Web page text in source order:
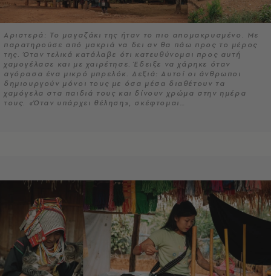
Αριστερά: Το μαγαζάκι της ήταν το πιο απομακρυσμένο. Με
παρατηρούσε από μακριά να δει αν θα πάω προς το μέρος
της. Όταν τελικά κατάλαβε ότι κατευθύνομαι προς αυτή
χαμογέλασε και με χαιρέτησε. Έδειξε να χάρηκε όταν
αγόρασα ένα μικρό μπρελόκ. Δεξιά: Αυτοί οι άνθρωποι
δημιουργούν μόνοι τους με όσα μέσα διαθέτουν τα
χαμόγελα στα παιδιά τους και δίνουν χρώμα στην ημέρα
τους. «Όταν υπάρχει θέληση», σκέφτομαι…​​​​​​​